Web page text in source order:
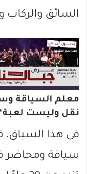
السائق والركاب
معلم السياقة
نقل وليست
في هذا السياق،
سياقة ومحاضر